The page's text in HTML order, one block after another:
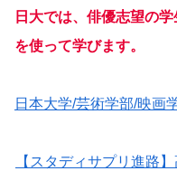
日大では、俳優志望の
を使って学びます。
日本大学/芸術学部/映画
【スタディサプリ進路